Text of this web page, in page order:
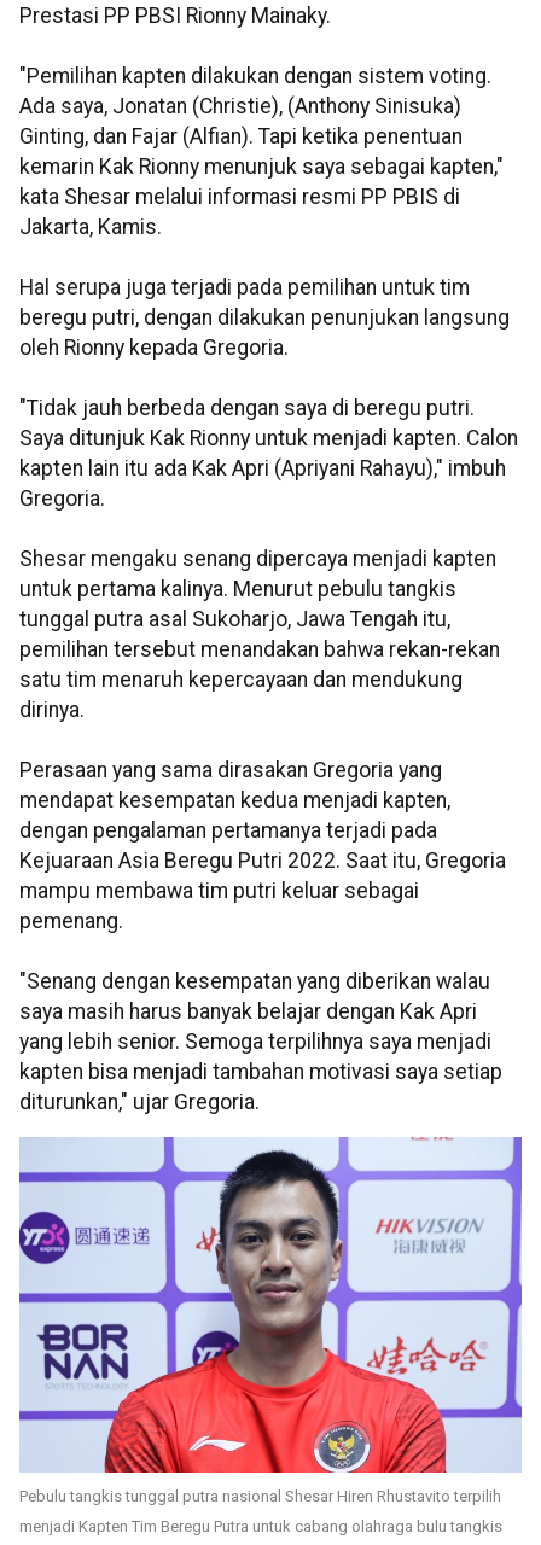
Prestasi PP PBSI Rionny Mainaky.
"Pemilihan kapten dilakukan dengan sistem voting.
Ada saya, Jonatan (Christie), (Anthony Sinisuka)
Ginting, dan Fajar (Alfian). Tapi ketika penentuan
kemarin Kak Rionny menunjuk saya sebagai kapten,"
kata Shesar melalui informasi resmi PP PBIS di
Jakarta, Kamis.
Hal serupa juga terjadi pada pemilihan untuk tim
beregu putri, dengan dilakukan penunjukan langsung
oleh Rionny kepada Gregoria.
"Tidak jauh berbeda dengan saya di beregu putri.
Saya ditunjuk Kak Rionny untuk menjadi kapten. Calon
kapten lain itu ada Kak Apri (Apriyani Rahayu)," imbuh
Gregoria.
Shesar mengaku senang dipercaya menjadi kapten
untuk pertama kalinya. Menurut pebulu tangkis
tunggal putra asal Sukoharjo, Jawa Tengah itu,
pemilihan tersebut menandakan bahwa rekan-rekan
satu tim menaruh kepercayaan dan mendukung
dirinya.
Perasaan yang sama dirasakan Gregoria yang
mendapat kesempatan kedua menjadi kapten,
dengan pengalaman pertamanya terjadi pada
Kejuaraan Asia Beregu Putri 2022. Saat itu, Gregoria
mampu membawa tim putri keluar sebagai
pemenang.
"Senang dengan kesempatan yang diberikan walau
saya masih harus banyak belajar dengan Kak Apri
yang lebih senior. Semoga terpilihnya saya menjadi
kapten bisa menjadi tambahan motivasi saya setiap
diturunkan," ujar Gregoria.
Pebulu tangkis tunggal putra nasional Shesar Hiren Rhustavito terpilih
menjadi Kapten Tim Beregu Putra untuk cabang olahraga bulu tangkis